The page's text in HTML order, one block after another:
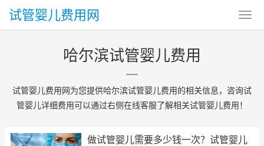
试管婴儿费用网
哈尔滨试管婴儿费用
试管婴儿费用网为您提供哈尔滨试管婴儿费用的相关信息，咨询试
管婴儿详细费用可以通过右侧在线客服了解相关试管婴儿费用！
做试管婴儿需要多少钱一次？试管婴儿